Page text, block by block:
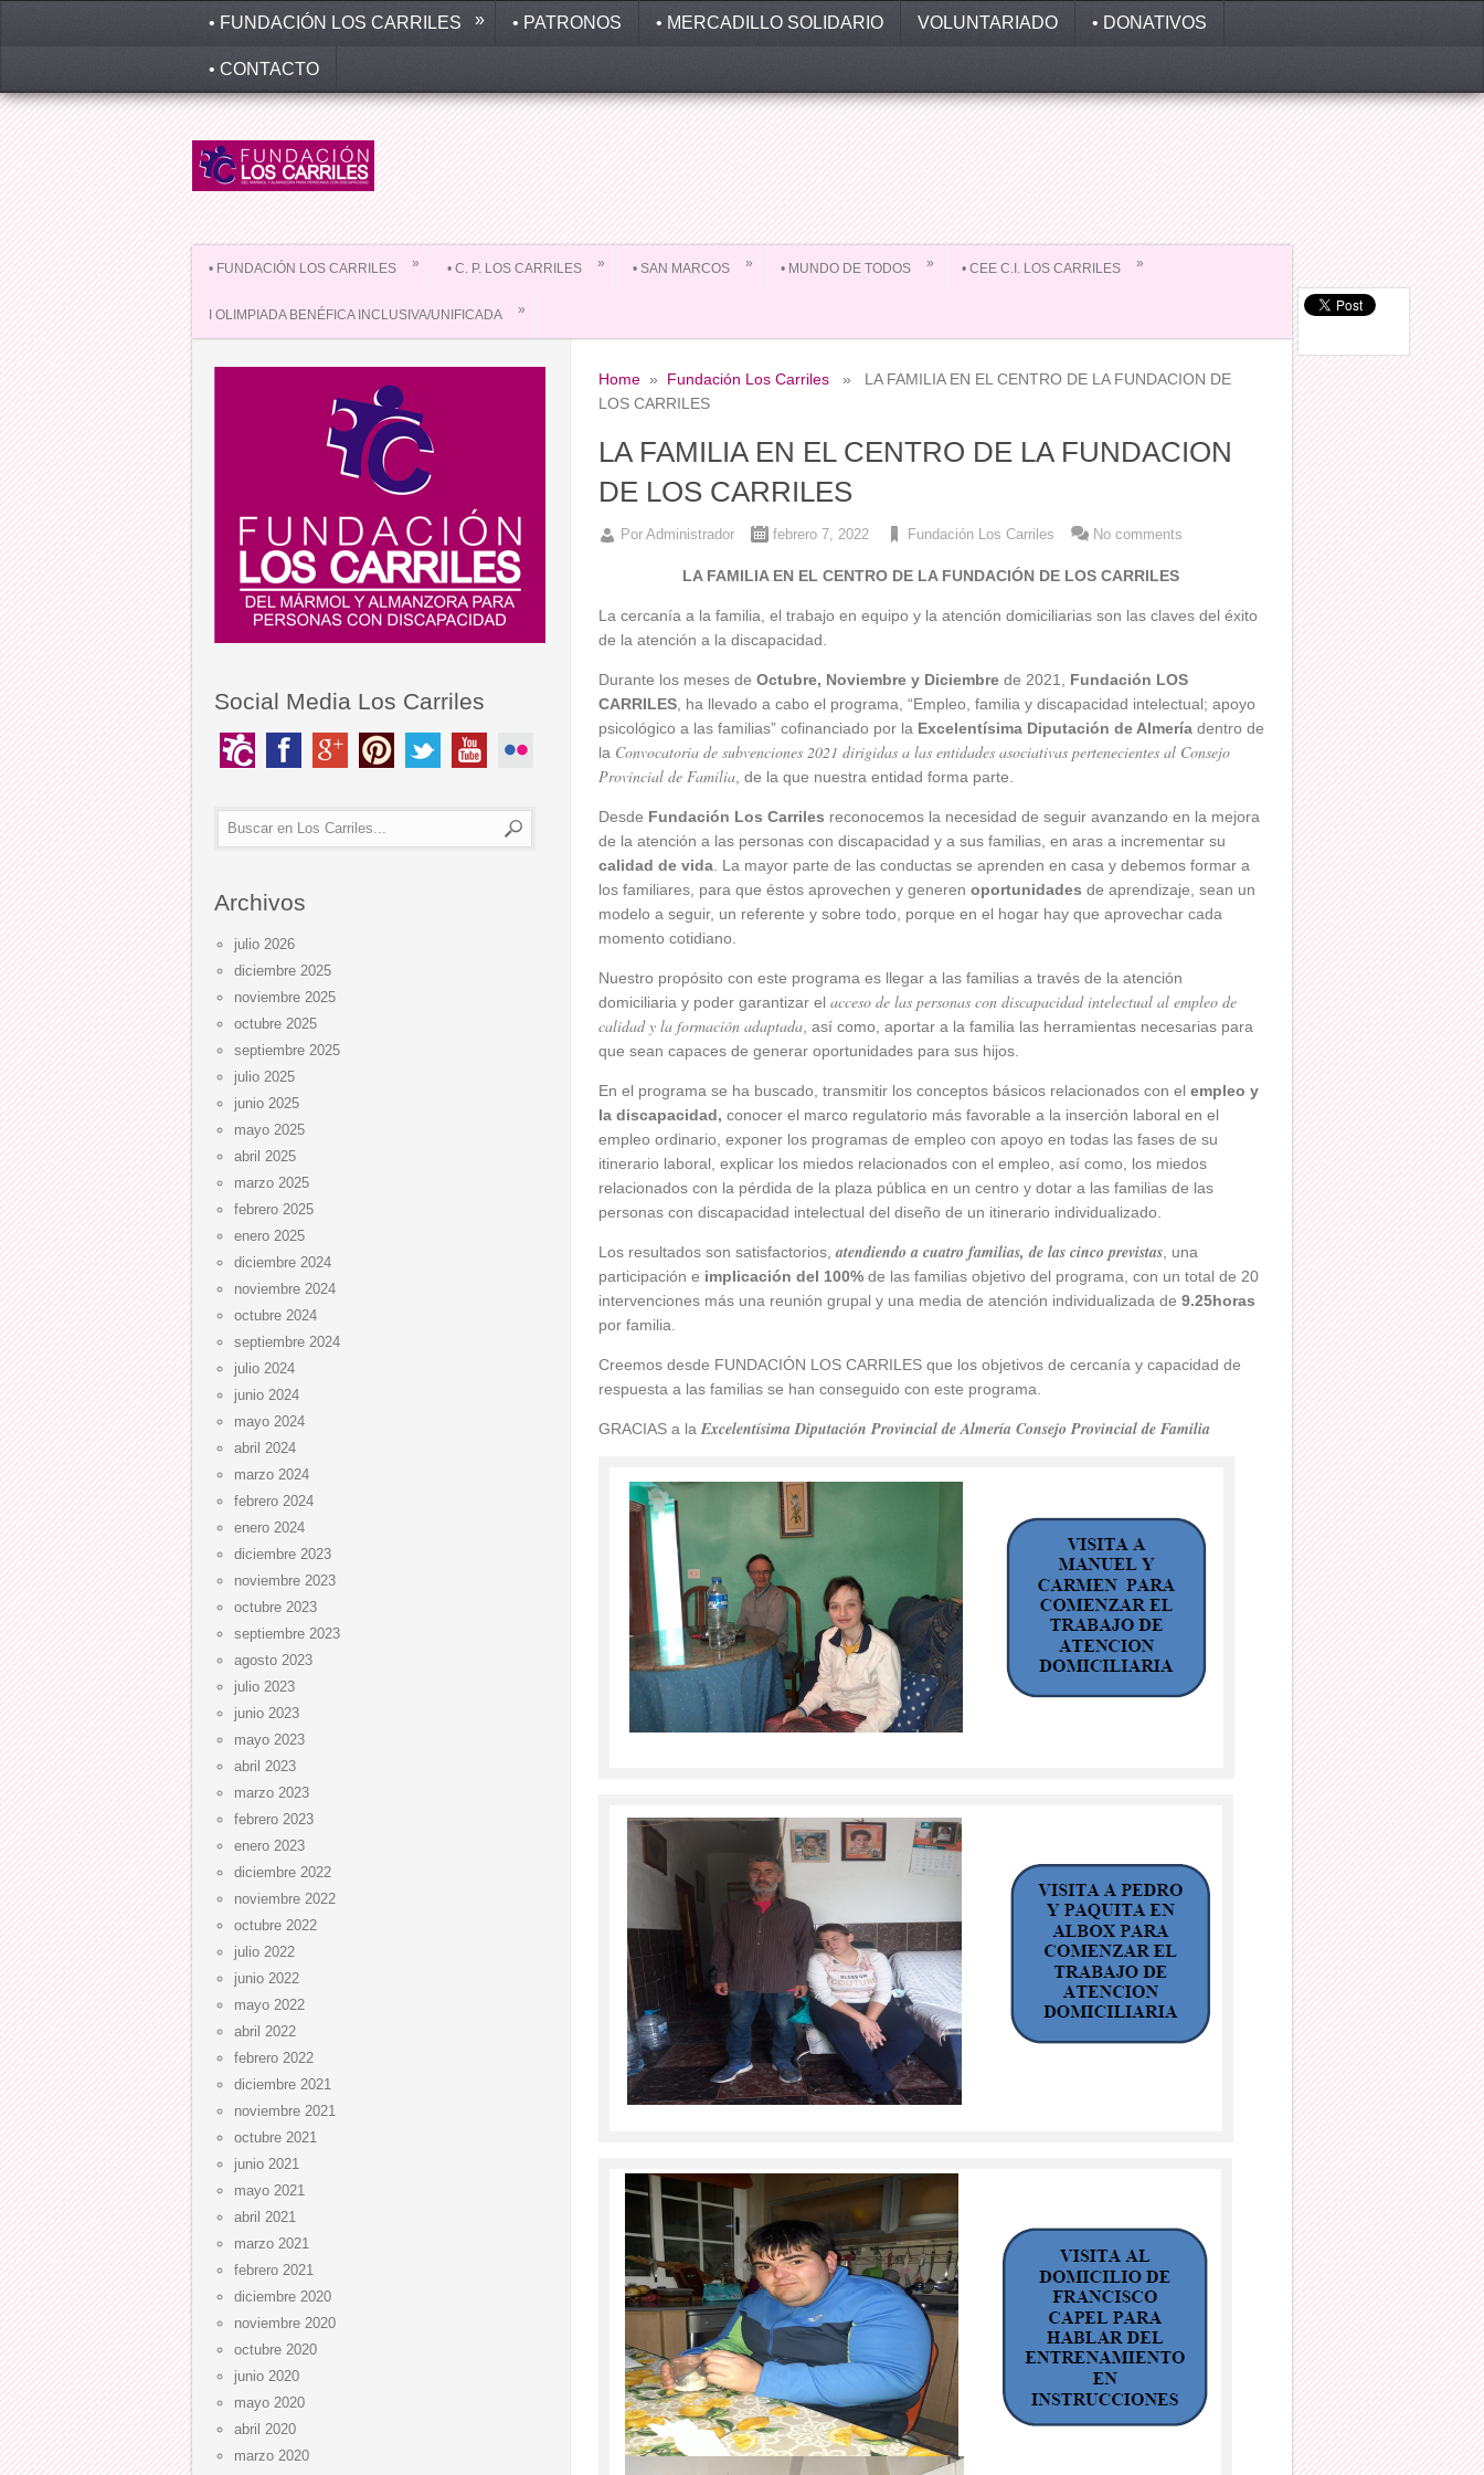
• FUNDACIÓN LOS CARRILES » • PATRONOS • MERCADILLO SOLIDARIO VOLUNTARIADO • DONATIVOS
• CONTACTO
• FUNDACIÓN LOS CARRILES » • C. P. LOS CARRILES » • SAN MARCOS » • MUNDO DE TODOS » • CEE C.I. LOS CARRILES »
I OLIMPIADA BENÉFICA INCLUSIVA/UNIFICADA »
Home» Fundación Los Carriles» LA FAMILIA EN EL CENTRO DE LA FUNDACION DE
LOS CARRILES
LA FAMILIA EN EL CENTRO DE LA FUNDACION
DE LOS CARRILES
Por Administrador febrero 7, 2022 Fundación Los Carriles No comments
LA FAMILIA EN EL CENTRO DE LA FUNDACIÓN DE LOS CARRILES
La cercanía a la familia, el trabajo en equipo y la atención domiciliarias son las claves del éxito
de la atención a la discapacidad.
Durante los meses de Octubre, Noviembre y Diciembrede 2021, Fundación LOS
CARRILES, ha llevado a cabo el programa, “Empleo, familia y discapacidad intelectual; apoyo
psicológico a las familias” cofinanciado por la Excelentísima Diputación de Almeríadentro de
la Convocatoria de subvenciones 2021 dirigidas a las entidades asociativas pertenecientes al Consejo
Provincial de Familia, de la que nuestra entidad forma parte.
Desde Fundación Los Carriles reconocemos la necesidad de seguir avanzando en la mejora
de la atención a las personas con discapacidad y a sus familias, en aras a incrementar su
calidad de vida. La mayor parte de las conductas se aprenden en casa y debemos formar a
los familiares, para que éstos aprovechen y generen oportunidades de aprendizaje, sean un
modelo a seguir, un referente y sobre todo, porque en el hogar hay que aprovechar cada
momento cotidiano.
Nuestro propósito con este programa es llegar a las familias a través de la atención
domiciliaria y poder garantizar el acceso de las personas con discapacidad intelectual al empleo de
calidad y la formación adaptada, así como, aportar a la familia las herramientas necesarias para
que sean capaces de generar oportunidades para sus hijos.
En el programa se ha buscado, transmitir los conceptos básicos relacionados con el empleo y
la discapacidad, conocer el marco regulatorio más favorable a la inserción laboral en el
empleo ordinario, exponer los programas de empleo con apoyo en todas las fases de su
itinerario laboral, explicar los miedos relacionados con el empleo, así como, los miedos
relacionados con la pérdida de la plaza pública en un centro y dotar a las familias de las
personas con discapacidad intelectual del diseño de un itinerario individualizado.
Los resultados son satisfactorios,atendiendo a cuatro familias, de las cinco previstas, una
participación e implicación del 100%de las familias objetivo del programa, con un total de 20
intervenciones más una reunión grupal y una media de atención individualizada de 9.25horas
por familia.
Creemos desde FUNDACIÓN LOS CARRILES que los objetivos de cercanía y capacidad de
respuesta a las familias se han conseguido con este programa.
GRACIAS a la Excelentísima Diputación Provincial de Almería Consejo Provincial de Familia
Social Media Los Carriles
Archivos
julio 2026
diciembre 2025
noviembre 2025
octubre 2025
septiembre 2025
julio 2025
junio 2025
mayo 2025
abril 2025
marzo 2025
febrero 2025
enero 2025
diciembre 2024
noviembre 2024
octubre 2024
septiembre 2024
julio 2024
junio 2024
mayo 2024
abril 2024
marzo 2024
febrero 2024
enero 2024
diciembre 2023
noviembre 2023
octubre 2023
septiembre 2023
agosto 2023
julio 2023
junio 2023
mayo 2023
abril 2023
marzo 2023
febrero 2023
enero 2023
diciembre 2022
noviembre 2022
octubre 2022
julio 2022
junio 2022
mayo 2022
abril 2022
febrero 2022
diciembre 2021
noviembre 2021
octubre 2021
junio 2021
mayo 2021
abril 2021
marzo 2021
febrero 2021
diciembre 2020
noviembre 2020
octubre 2020
junio 2020
mayo 2020
abril 2020
marzo 2020